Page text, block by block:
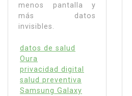
menos pantalla y
más datos
invisibles.
datos de salud
Oura
privacidad digital
salud preventiva
Samsung Galaxy